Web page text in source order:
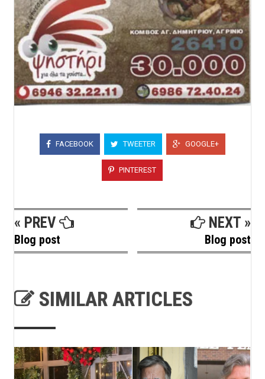
FACEBOOK TWEETER GOOGLE+
PINTEREST
« PREV
Blog post
NEXT »
Blog post
SIMILAR ARTICLES